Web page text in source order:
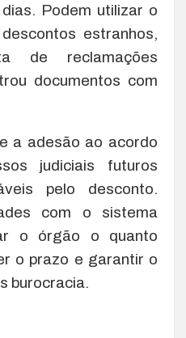
Podem utilizar o
estranhos,
de reclamações
documentos com
a adesão ao acordo
judiciais futuros
pelo desconto.
com o sistema
o órgão o quanto
o prazo e garantir o
burocracia.